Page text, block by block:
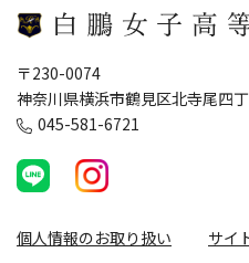
〒230-0074
神奈川県横浜市鶴見区北寺尾四
045-581-6721
個人情報のお取り扱い サイ